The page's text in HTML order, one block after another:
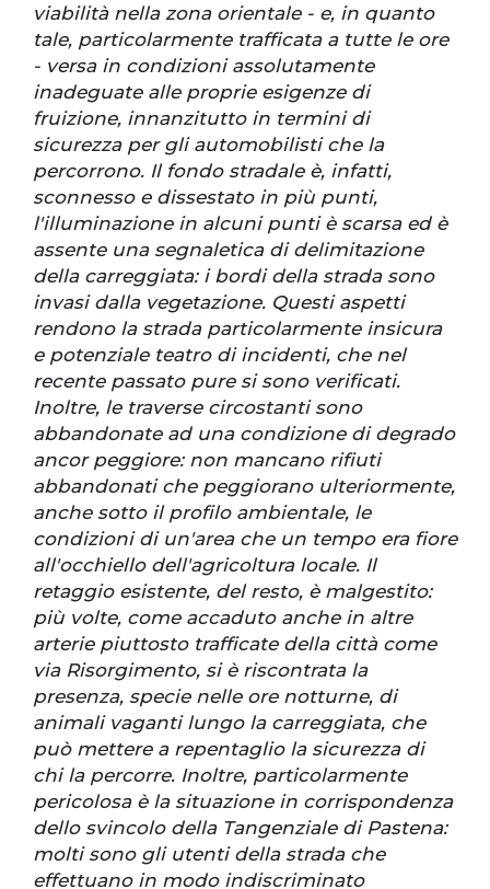
viabilità nella zona orientale - e, in quanto
tale, particolarmente trafficata a tutte le ore
- versa in condizioni assolutamente
inadeguate alle proprie esigenze di
fruizione, innanzitutto in termini di
sicurezza per gli automobilisti che la
percorrono. Il fondo stradale è, infatti,
sconnesso e dissestato in più punti,
l'illuminazione in alcuni punti è scarsa ed è
assente una segnaletica di delimitazione
della carreggiata: i bordi della strada sono
invasi dalla vegetazione. Questi aspetti
rendono la strada particolarmente insicura
e potenziale teatro di incidenti, che nel
recente passato pure si sono verificati.
Inoltre, le traverse circostanti sono
abbandonate ad una condizione di degrado
ancor peggiore: non mancano rifiuti
abbandonati che peggiorano ulteriormente,
anche sotto il profilo ambientale, le
condizioni di un'area che un tempo era fiore
all'occhiello dell'agricoltura locale. Il
retaggio esistente, del resto, è malgestito:
più volte, come accaduto anche in altre
arterie piuttosto trafficate della città come
via Risorgimento, si è riscontrata la
presenza, specie nelle ore notturne, di
animali vaganti lungo la carreggiata, che
può mettere a repentaglio la sicurezza di
chi la percorre. Inoltre, particolarmente
pericolosa è la situazione in corrispondenza
dello svincolo della Tangenziale di Pastena:
molti sono gli utenti della strada che
effettuano in modo indiscriminato